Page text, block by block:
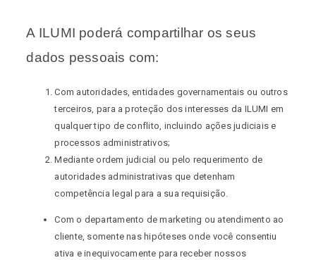
A ILUMI poderá compartilhar os seus
dados pessoais com:
Com autoridades, entidades governamentais ou outros
terceiros, para a proteção dos interesses da ILUMI em
qualquer tipo de conflito, incluindo ações judiciais e
processos administrativos;
Mediante ordem judicial ou pelo requerimento de
autoridades administrativas que detenham
competência legal para a sua requisição.
Com o departamento de marketing ou atendimento ao
cliente, somente nas hipóteses onde você consentiu
ativa e inequivocamente para receber nossos